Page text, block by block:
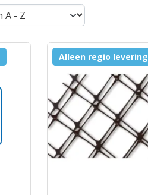
Alleen regio levering